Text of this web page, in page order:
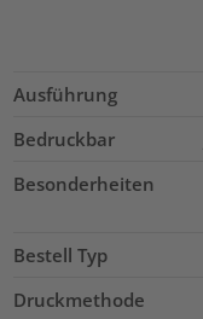
Ausführung
Bedruckbar
Besonderheiten
Bestell Typ
Druckmethode